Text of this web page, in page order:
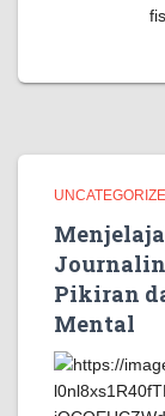
Pikiran
Mental